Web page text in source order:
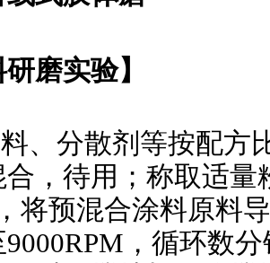
磨实验】
、分散剂等按配方
，待用；称取适量
将预混合涂料原料
，循环数